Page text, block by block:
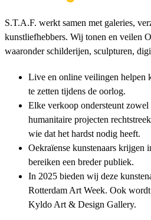
S.T.A.F. werkt samen met galeries,
kunstliefhebbers. Wij tonen en veilen
waaronder schilderijen, sculpturen,
Live en online veilingen helpen
te zetten tijdens de oorlog.
Elke verkoop ondersteunt zowel
humanitaire projecten
wie dat het hardst nodig heeft.
Oekraïense kunstenaars krijgen
bereiken een breder publiek.
In 2025 bieden wij deze
Rotterdam Art Week. Ook
Kyldo Art & Design Gallery.